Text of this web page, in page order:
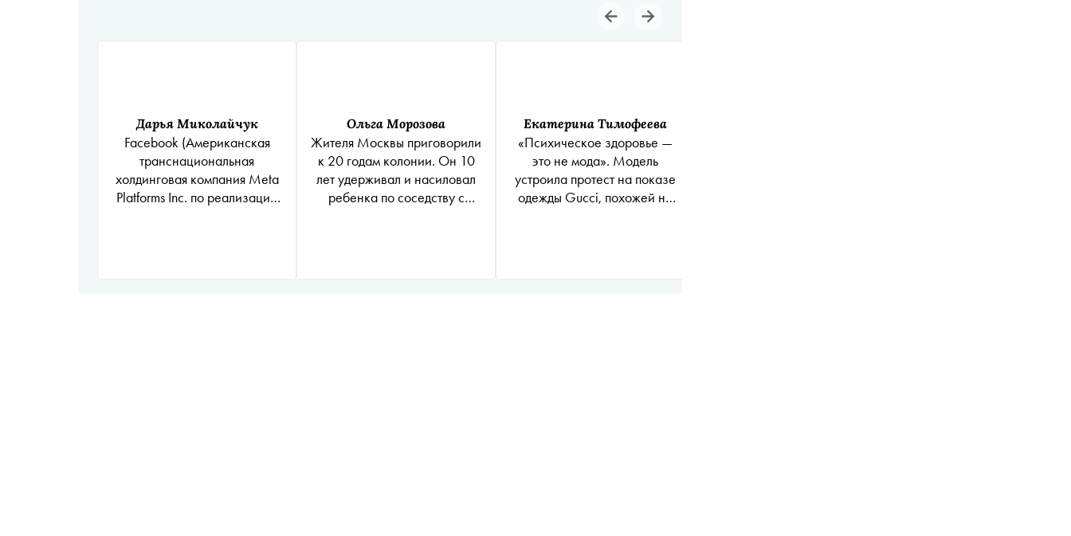
Дарья Миколайчук
Facebook(Американская
транснациональная
холдинговая компания Meta
Platforms Inc. по реализации
Ольга Морозова
Жителя Москвы приговорили
к 20 годам колонии. Он 10
лет удерживал и насиловал
ребенка по соседству с
Екатерина Тимофеева
«Психическое здоровье —
это не мода». Модель
устроила протест на показе
одежды Gucci, похожей на